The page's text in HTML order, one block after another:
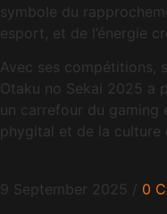
symbole du
esport, et de l’énergie
Avec ses compétitions,
Otaku no Sekai 2025 a
un carrefour du gaming
phygital et de la culture
9 September 2025 / 0